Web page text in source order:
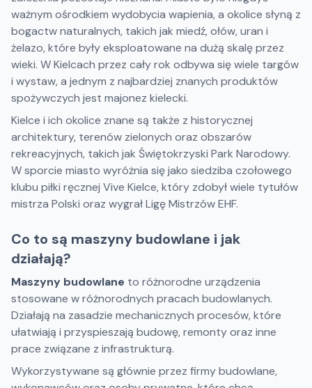
ważnym ośrodkiem wydobycia wapienia, a okolice słyną z
bogactw naturalnych, takich jak miedź, ołów, uran i
żelazo, które były eksploatowane na dużą skalę przez
wieki. W Kielcach przez cały rok odbywa się wiele targów
i wystaw, a jednym z najbardziej znanych produktów
spożywczych jest majonez kielecki.
Kielce i ich okolice znane są także z historycznej
architektury, terenów zielonych oraz obszarów
rekreacyjnych, takich jak Świętokrzyski Park Narodowy.
W sporcie miasto wyróżnia się jako siedziba czołowego
klubu piłki ręcznej Vive Kielce, który zdobył wiele tytułów
mistrza Polski oraz wygrał Ligę Mistrzów EHF.
Co to są maszyny budowlane i jak
działają?
Maszyny budowlane to różnorodne urządzenia
stosowane w różnorodnych pracach budowlanych.
Działają na zasadzie mechanicznych procesów, które
ułatwiają i przyspieszają budowę, remonty oraz inne
prace związane z infrastrukturą.
Wykorzystywane są głównie przez firmy budowlane,